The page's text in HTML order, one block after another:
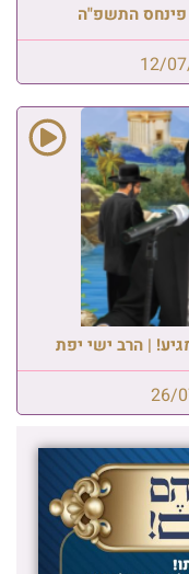
12/
| הרב ישי יפת
26/